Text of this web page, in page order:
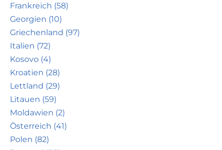
Frankreich (58)
Georgien (10)
Griechenland (97)
Italien (72)
Kosovo (4)
Kroatien (28)
Lettland (29)
Litauen (59)
Moldawien (2)
Österreich (41)
Polen (82)